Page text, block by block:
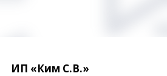
ИП «Ким С.В.»